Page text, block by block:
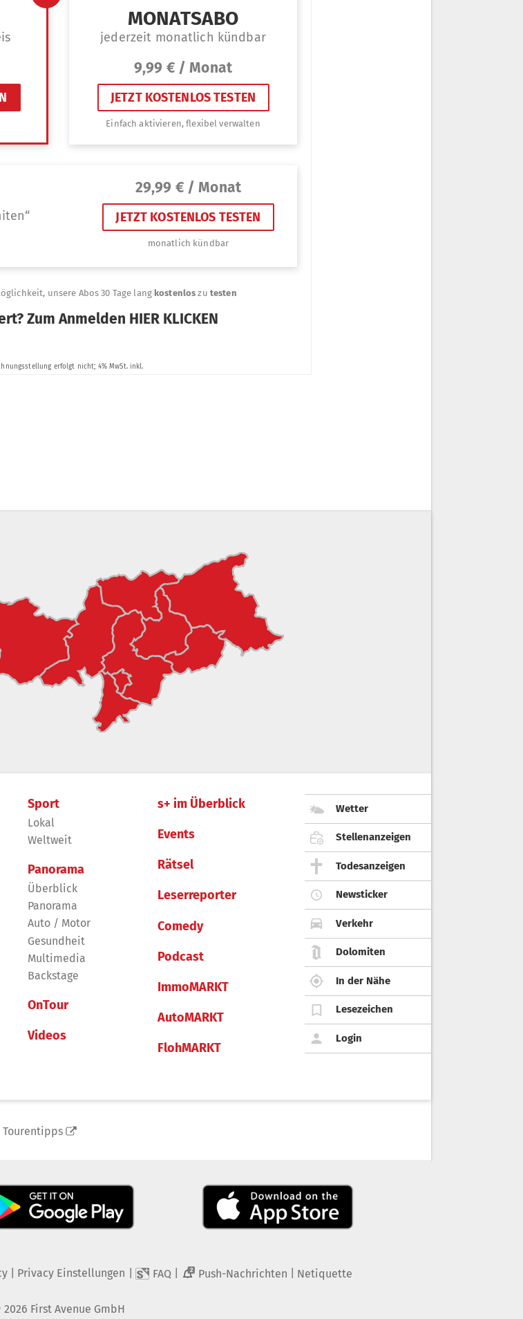
Sport
Lokal
Weltweit
Panorama
Überblick
Panorama
Auto / Motor
Gesundheit
Multimedia
Backstage
OnTour
Videos
s+ im Überblick
Events
Rätsel
Leserreporter
Comedy
Podcast
ImmoMARKT
AutoMARKT
FlohMARKT
Wetter
Stellenanzeigen
Todesanzeigen
Newsticker
Verkehr
Dolomiten
In der Nähe
Lesezeichen
Login
Tourentipps
| Privacy Einstellungen FAQ 2 Push-Nachrichten Netiquette
2026 First Avenue GmbH